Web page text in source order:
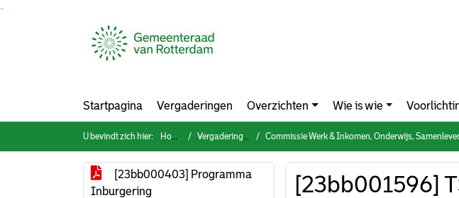
Startpagina Vergaderingen Overzichten Wie is wie
U bevindt zich hier: Home Vergaderingen Commissie Werk & Inkomen, Onderwijs, Samenleven, Schuldhulpverlening & Armoedebestrijding,
[23bb000403] Programma
Inburgering
[23bb001596]